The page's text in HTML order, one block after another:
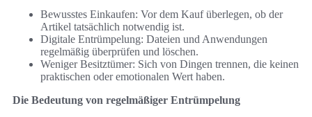
Bewusstes Einkaufen: Vor dem Kauf überlegen, ob der
Artikel tatsächlich notwendig ist.
Digitale Entrümpelung: Dateien und Anwendungen
regelmäßig überprüfen und löschen.
Weniger Besitztümer: Sich von Dingen trennen, die keinen
praktischen oder emotionalen Wert haben.
Die Bedeutung von regelmäßiger Entrümpelung